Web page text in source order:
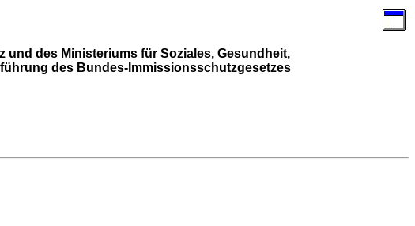
des Ministeriums für Soziales, Gesundheit,
des Bundes-Immissionsschutzgesetzes